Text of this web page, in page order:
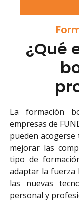
¿Qué
La formación
empresas de
pueden acogerse
mejorar las
tipo de
adaptar la fuerza
las nuevas
personal y